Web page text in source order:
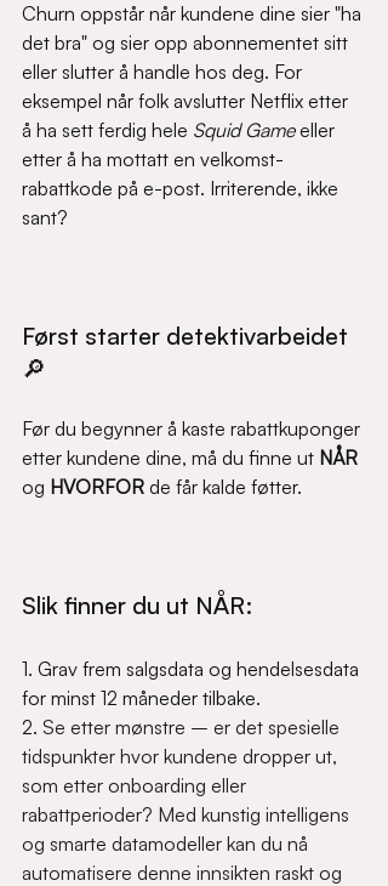
Churn oppstår når kundene dine sier "ha
det bra" og sier opp abonnementet sitt
eller slutter å handle hos deg. For
eksempel når folk avslutter Netflix etter
å ha sett ferdig hele Squid Game eller
etter å ha mottatt en velkomst-
rabattkode på e-post. Irriterende, ikke
sant?
Først starter detektivarbeidet
🔎
Før du begynner å kaste rabattkuponger
etter kundene dine, må du finne ut NÅR
og HVORFOR de får kalde føtter.
Slik finner du ut NÅR:
1. Grav frem salgsdata og hendelsesdata
for minst 12 måneder tilbake.
2. Se etter mønstre – er det spesielle
tidspunkter hvor kundene dropper ut,
som etter onboarding eller
rabattperioder? Med kunstig intelligens
og smarte datamodeller kan du nå
automatisere denne innsikten raskt og